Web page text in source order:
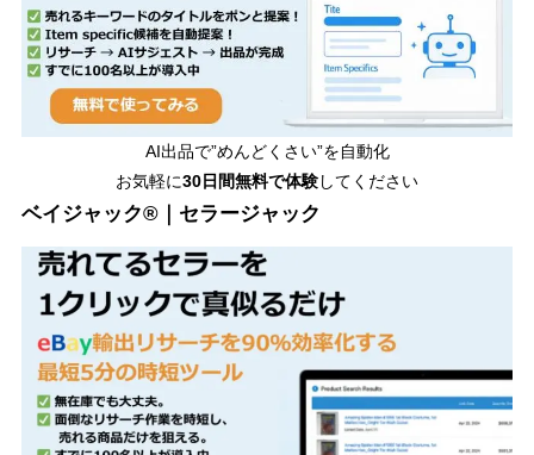
AI出品で”めんどくさい”を自動化
お気軽に30日間無料で体験してください
ベイジャック®｜セラージャック